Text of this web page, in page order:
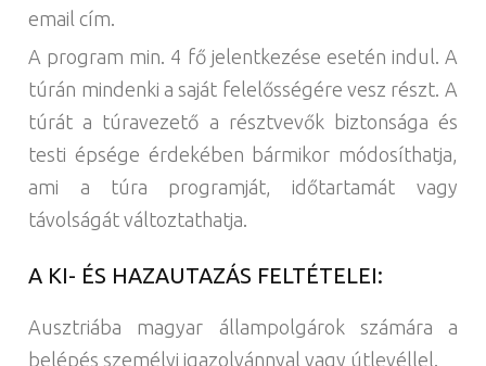
email cím.
A program min. 4 fő jelentkezése esetén indul. A
túrán mindenki a saját felelősségére vesz részt. A
túrát a túravezető a résztvevők biztonsága és
testi épsége érdekében bármikor módosíthatja,
ami a túra programját, időtartamát vagy
távolságát változtathatja.
A KI- ÉS HAZAUTAZÁS FELTÉTELEI:
Ausztriába magyar állampolgárok számára a
belépés személyi igazolvánnyal vagy útlevéllel.